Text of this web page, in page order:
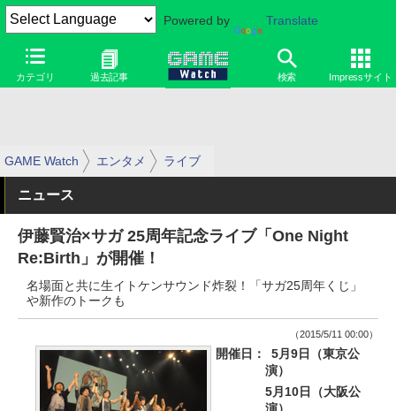
Powered by Translate
カテゴリ 過去記事 検索 Impressサイト
GAME Watch エンタメ ライブ
ニュース
伊藤賢治×サガ 25周年記念ライブ「One Night
Re:Birth」が開催！
名場面と共に生イトケンサウンド炸裂！「サガ25周年くじ」
や新作のトークも
（2015/5/11 00:00）
開催日：
5月9日（東京公
演）
5月10日（大阪公